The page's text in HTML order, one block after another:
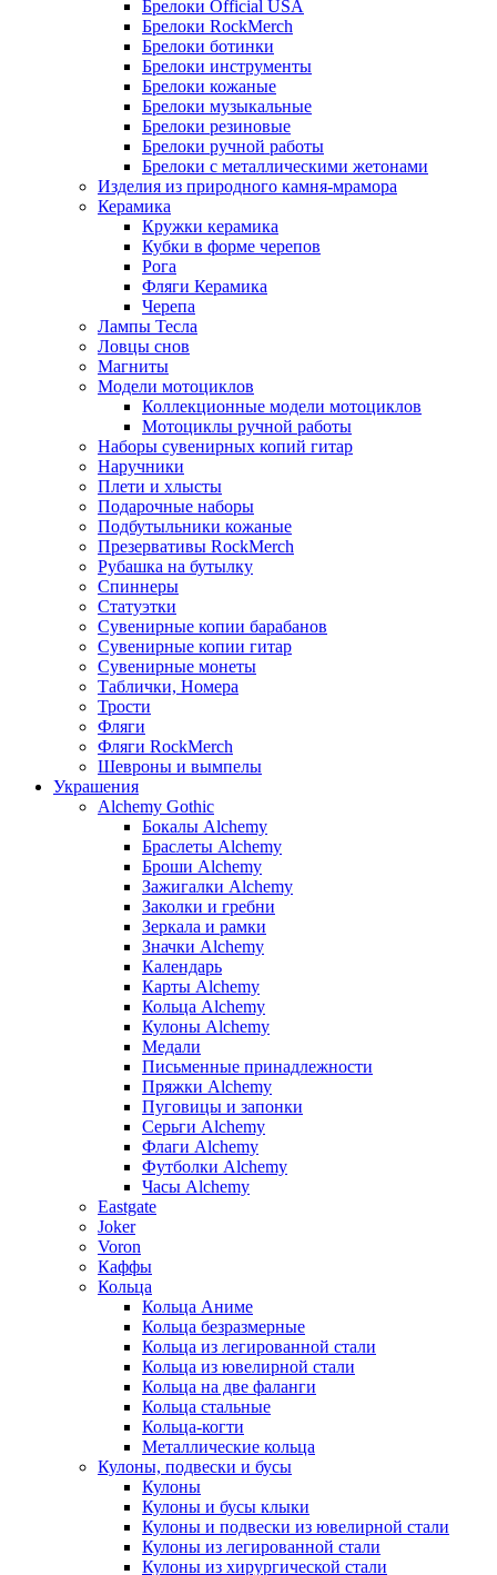
Брелоки Official USA
Брелоки RockMerch
Брелоки ботинки
Брелоки инструменты
Брелоки кожаные
Брелоки музыкальные
Брелоки резиновые
Брелоки ручной работы
Брелоки с металлическими жетонами
Изделия из природного камня-мрамора
Керамика
Кружки керамика
Кубки в форме черепов
Рога
Фляги Керамика
Черепа
Лампы Тесла
Ловцы снов
Магниты
Модели мотоциклов
Коллекционные модели мотоциклов
Мотоциклы ручной работы
Наборы сувенирных копий гитар
Наручники
Плети и хлысты
Подарочные наборы
Подбутыльники кожаные
Презервативы RockMerch
Рубашка на бутылку
Спиннеры
Статуэтки
Сувенирные копии барабанов
Сувенирные копии гитар
Сувенирные монеты
Таблички, Номера
Трости
Фляги
Фляги RockMerch
Шевроны и вымпелы
Украшения
Alchemy Gothic
Бокалы Alchemy
Браслеты Alchemy
Броши Alchemy
Зажигалки Alchemy
Заколки и гребни
Зеркала и рамки
Значки Alchemy
Календарь
Карты Alchemy
Кольца Alchemy
Кулоны Alchemy
Медали
Письменные принадлежности
Пряжки Alchemy
Пуговицы и запонки
Серьги Alchemy
Флаги Alchemy
Футболки Alchemy
Часы Alchemy
Eastgate
Joker
Voron
Каффы
Кольца
Кольца Аниме
Кольца безразмерные
Кольца из легированной стали
Кольца из ювелирной стали
Кольца на две фаланги
Кольца стальные
Кольца-когти
Металлические кольца
Кулоны, подвески и бусы
Кулоны
Кулоны и бусы клыки
Кулоны и подвески из ювелирной стали
Кулоны из легированной стали
Кулоны из хирургической стали